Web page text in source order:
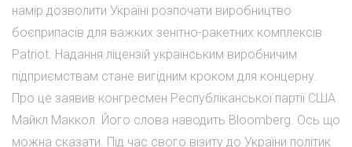
намір дозволити Україні розпочати виробництво
боєприпасів для важких зенітно-ракетних комплексів
Patriot. Надання ліцензій українським виробничим
підприємствам стане вигідним кроком для концерну.
Про це заявив конгресмен Республіканської партії США
Майкл Маккол. Його слова наводить Bloomberg. Ось що
можна сказати. Під час свого візиту до України політик